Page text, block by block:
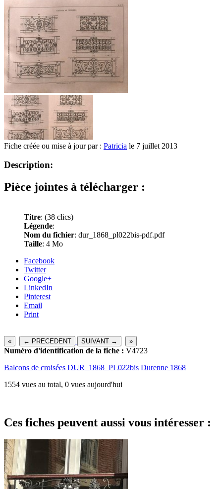
Fiche créée ou mise à jour par : Patricia le 7 juillet 2013
Description:
Pièce jointes à télécharger :
Titre: (38 clics)
Légende:
Nom du fichier: dur_1868_pl022bis-pdf.pdf
Taille: 4 Mo
Facebook
Twitter
Google+
LinkedIn
Pinterest
Email
Print
« ← PRECEDENT SUIVANT → »
Numéro d'identification de la fiche : V4723
Balcons de croisées DUR_1868_PL022bis Durenne 1868
1554 vues au total, 0 vues aujourd'hui
Ces fiches peuvent aussi vous intéresser :